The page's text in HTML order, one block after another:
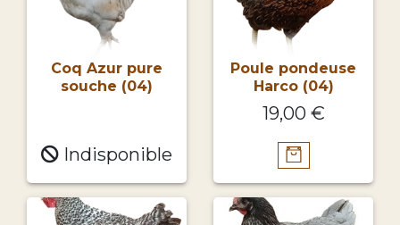
Coq Azur pure
souche (04)
Indisponible
Poule pondeuse
Harco (04)
19,00 €